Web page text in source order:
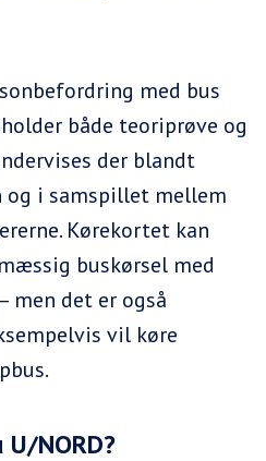
med bus
både teoriprøve og
der blandt
og i samspillet mellem
Kørekortet kan
buskørsel med
men det er også
vil køre
NORD?